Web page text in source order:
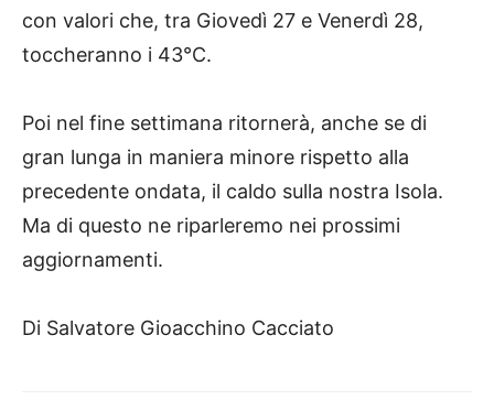
con valori che, tra Giovedì 27 e Venerdì 28,
toccheranno i 43°C.
Poi nel fine settimana ritornerà, anche se di
gran lunga in maniera minore rispetto alla
precedente ondata, il caldo sulla nostra Isola.
Ma di questo ne riparleremo nei prossimi
aggiornamenti.
Di Salvatore Gioacchino Cacciato